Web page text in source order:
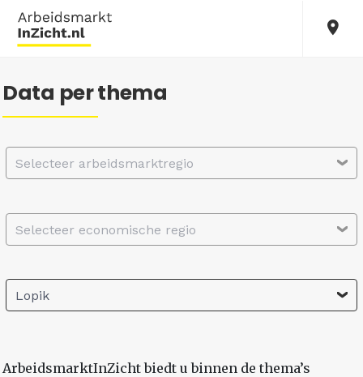
Data per thema
Selecteer arbeidsmarktregio
Selecteer economische regio
Lopik
ArbeidsmarktInZicht biedt u binnen de thema’s